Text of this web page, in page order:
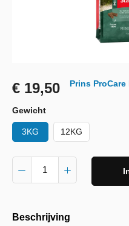
€ 19,50 Prins
Gewicht
3KG 12KG
Beschrijving